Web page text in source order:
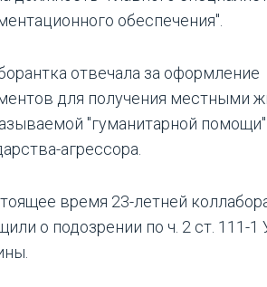
обеспечения".
отвечала за оформление
для получения местными
"гуманитарной
агрессора.
время 23-летней
о подозрении по ч. 2 ст. 111-1